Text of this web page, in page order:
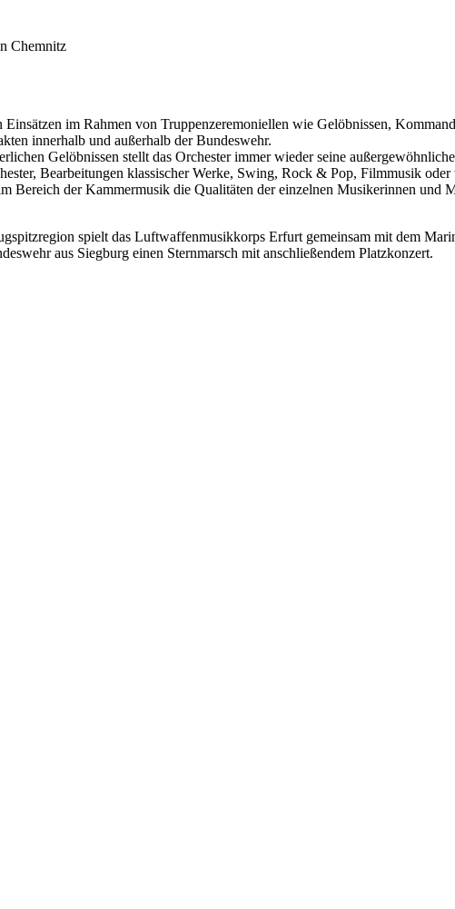
Chemnitz
im Rahmen von Truppenzeremoniellen wie Gelöbnissen,
innerhalb und außerhalb der Bundeswehr.
Gelöbnissen stellt das Orchester immer wieder seine
Bearbeitungen klassischer Werke, Swing, Rock & Pop, Filmmusik
Bereich der Kammermusik die Qualitäten der einzelnen Musikerinnen und
spielt das Luftwaffenmusikkorps Erfurt gemeinsam mit dem
aus Siegburg einen Sternmarsch mit anschließendem Platzkonzert.